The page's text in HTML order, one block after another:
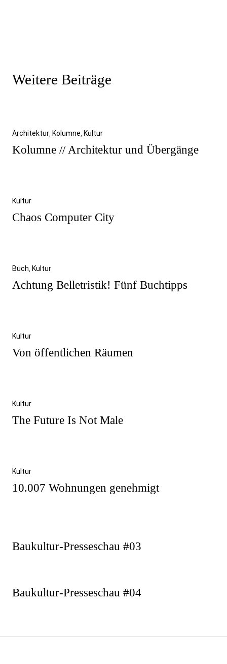
Weitere Beiträge
Architektur Kolumne Kultur
Kolumne // Architektur und Übergänge
Kultur
Chaos Computer City
Buch Kultur
Achtung Belletristik! Fünf Buchtipps
Kultur
Von öffentlichen Räumen
Kultur
The Future Is Not Male
Kultur
10.007 Wohnungen genehmigt
Vorheriger
Baukultur-Presseschau #03
Nächster
Baukultur-Presseschau #04